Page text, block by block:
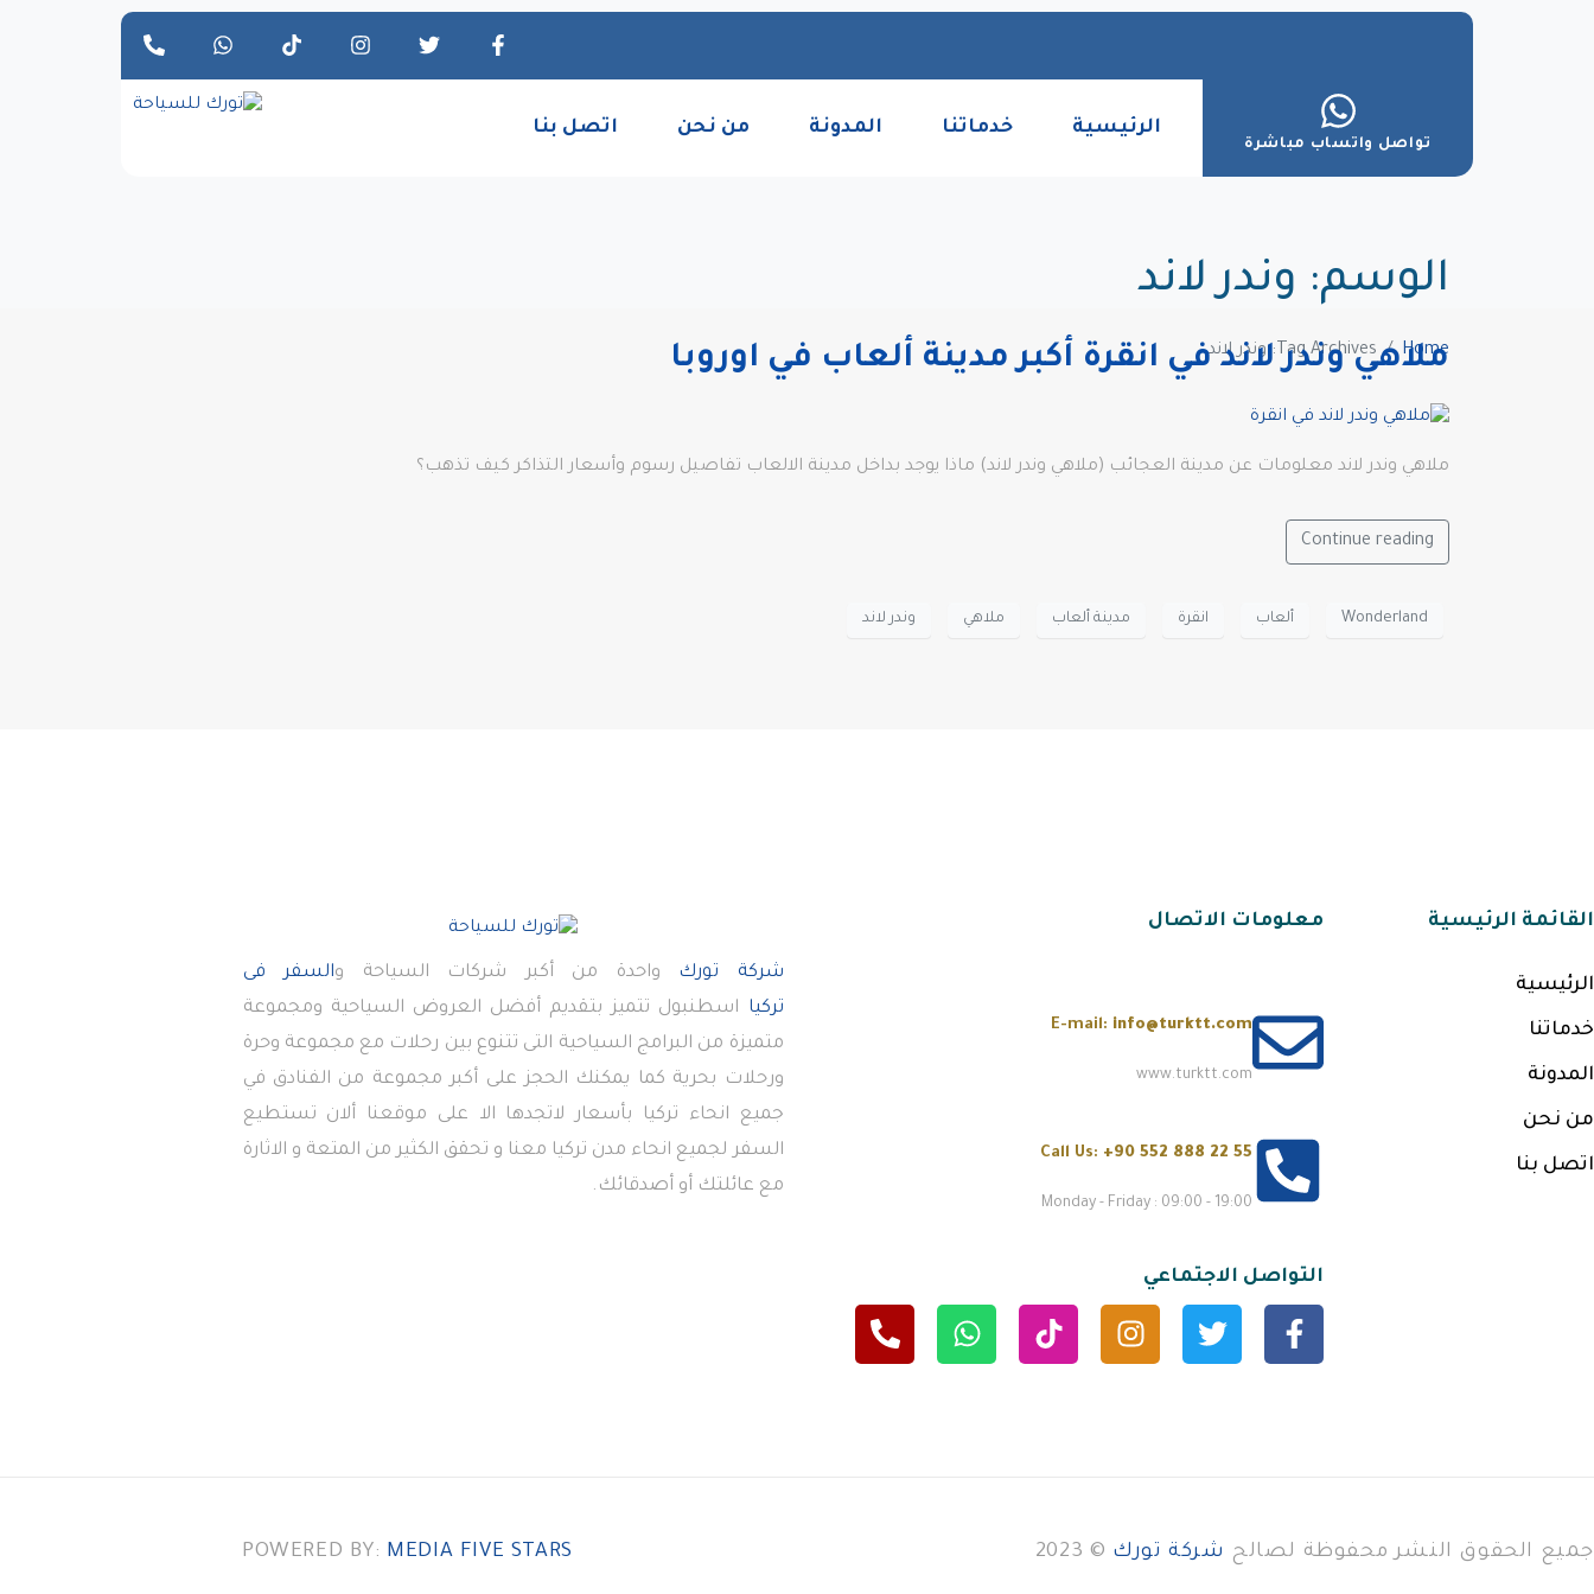
تواصل واتساب مباشرة
الرئيسية خدماتنا المدونة من نحن اتصل بنا
الوسم: وندر لاند
Home Tag Archives: وندر لاند
ملاهي وندر لاند في انقرة أكبر مدينة ألعاب في اوروبا
ملاهي وندر لاند معلومات عن مدينة العجائب (ملاهي وندر لاند) ماذا يوجد بداخل مدينة الالعاب تفاصيل رسوم وأسعار التذاكر كيف تذهب؟
Continue reading
Wonderland ألعاب انقرة مدينة ألعاب ملاهي وندر لاند
القائمة الرئيسية
الرئيسية
خدماتنا
المدونة
من نحن
اتصل بنا
معلومات الاتصال
E-mail: info@turktt.com
www.turktt.com
Call Us: +90 552 888 22 55
Monday - Friday : 09:00 - 19:00
التواصل الاجتماعي
شركة تورك واحدة من أكبر شركات السياحة والسفر فى
تركيا اسطنبول تتميز بتقديم أفضل العروض السياحية ومجموعة
متميزة من البرامج السياحية التى تتنوع بين رحلات مع مجموعة وحرة
ورحلات بحرية كما يمكنك الحجز على أكبر مجموعة من الفنادق في
جميع انحاء تركيا بأسعار لاتجدها الا على موقعنا ألان تستطيع
السفر لجميع انحاء مدن تركيا معنا و تحقق الكثير من المتعة و الاثارة
مع عائلتك أو أصدقائك.
جميع الحقوق النشر محفوظة لصالح شركة تورك © 2023
POWERED BY: MEDIA FIVE STARS